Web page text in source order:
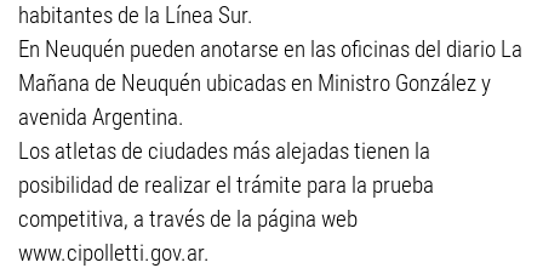
habitantes de la Línea Sur.
En Neuquén pueden anotarse en las oficinas del diario La
Mañana de Neuquén ubicadas en Ministro González y
avenida Argentina.
Los atletas de ciudades más alejadas tienen la
posibilidad de realizar el trámite para la prueba
competitiva, a través de la página web
www.cipolletti.gov.ar.